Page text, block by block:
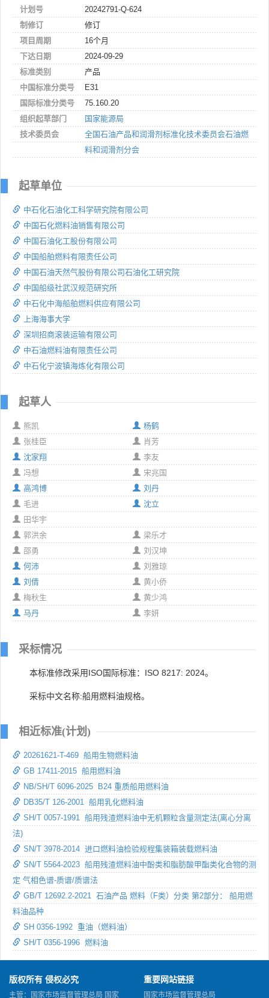
计划号
20242791-Q-624
制修订
修订
项目周期
16个月
下达日期
2024-09-29
标准类别
产品
中国标准分类号
E31
国际标准分类号
75.160.20
组织起草部门
国家能源局
技术委员会
全国石油产品和润滑剂标准化技术委员会石油燃
料和润滑剂分会
起草单位
中石化石油化工科学研究院有限公司
中国石化燃料油销售有限公司
中国石油化工股份有限公司
中国船舶燃料有限责任公司
中国石油天然气股份有限公司石油化工研究院
中国船级社武汉规范研究所
中石化中海船舶燃料供应有限公司
上海海事大学
深圳招商滚装运输有限公司
中石油燃料油有限责任公司
中石化宁波镇海炼化有限公司
起草人
熊凯
杨鹤
张桂臣
肖芳
沈家翔
李友
冯想
宋兆国
高鸿博
刘丹
毛进
沈立
田华宇
郭洪余
梁乐才
邵勇
刘汉坤
何沛
刘雅琼
刘倩
黄小侨
梅秋生
黄少鸿
马丹
李妍
采标情况
本标准修改采用ISO国际标准：ISO 8217: 2024。
采标中文名称:船用燃料油规格。
相近标准(计划)
20261621-T-469 船用生物燃料油
GB 17411-2015 船用燃料油
NB/SH/T 6096-2025 B24 重质船用燃料油
DB35/T 126-2001 船用乳化燃料油
SH/T 0057-1991 船用残渣燃料油中无机颗粒含量测定法(离心分离
法)
SN/T 3978-2014 进口燃料油检验规程集装箱装载燃料油
SN/T 5564-2023 船用残渣燃料油中酚类和脂肪酸甲酯类化合物的测
定 气相色谱-质谱/质谱法
GB/T 12692.2-2021 石油产品 燃料（F类）分类 第2部分： 船用燃
料油品种
SH 0356-1992 重油（燃料油）
SH/T 0356-1996 燃料油
版权所有 侵权必究
主管：国家市场监督管理总局 国家
重要网站链接
国家市场监督管理总局